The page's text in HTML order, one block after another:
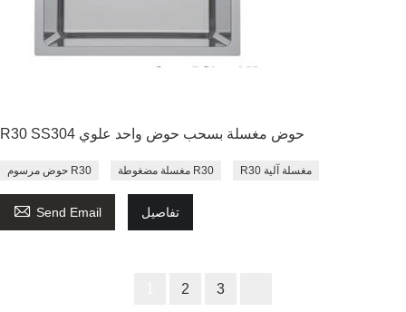
R30 SS304 حوض مغسلة بسحب حوض واحد علوي
حوض مرسوم R30 مغسلة مضغوطة R30 R30 مغسلة آلية
 Send Email تفاصيل
2 3